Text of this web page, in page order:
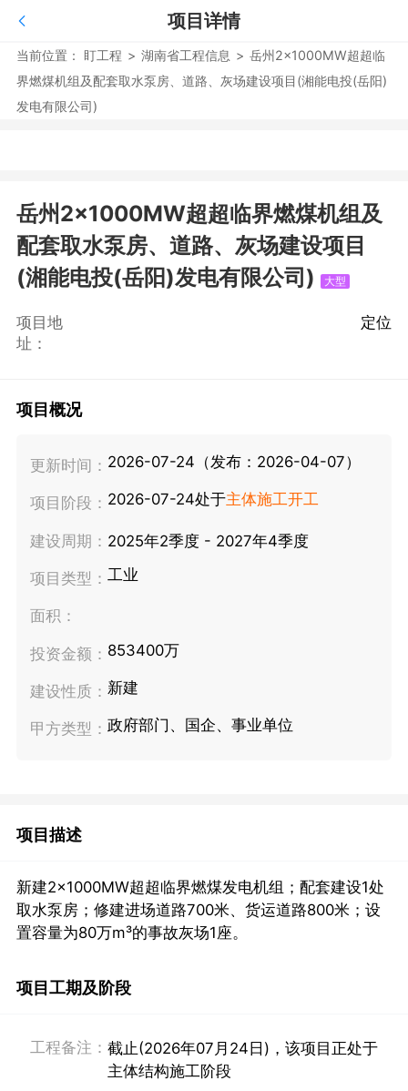
项目详情
当前位置： 盯工程 > 湖南省工程信息 > 岳州2×1000MW超超临
界燃煤机组及配套取水泵房、道路、灰场建设项目(湘能电投(岳阳)
发电有限公司)
岳州2×1000MW超超临界燃煤机组及
配套取水泵房、道路、灰场建设项目
(湘能电投(岳阳)发电有限公司)
大型
项目地
址：
定位
项目概况
更新时间： 2026-07-24（发布：2026-04-07）
项目阶段： 2026-07-24处于主体施工开工
建设周期： 2025年2季度 - 2027年4季度
项目类型： 工业
面积：
投资金额： 853400万
建设性质： 新建
甲方类型： 政府部门、国企、事业单位
项目描述
新建2×1000MW超超临界燃煤发电机组；配套建设1处
取水泵房；修建进场道路700米、货运道路800米；设
置容量为80万m³的事故灰场1座。
项目工期及阶段
工程备注： 截止(2026年07月24日)，该项目正处于
主体结构施工阶段